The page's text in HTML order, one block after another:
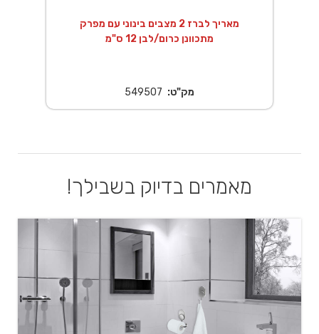
מאריך לברז 2 מצבים בינוני עם מפרק
מתכוונן כרום/לבן 12 ס"מ
מק"ט: 549507
מאמרים בדיוק בשבילך!